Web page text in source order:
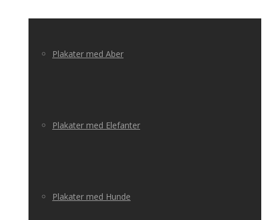
Plakater med Aber
Plakater med Elefanter
Plakater med Hunde